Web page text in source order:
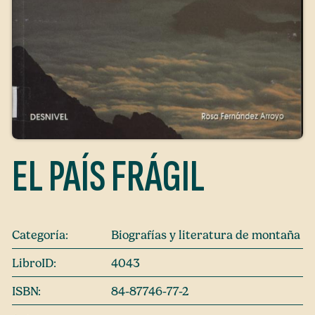
EL PAÍS FRÁGIL
Categoría:
Biografías y literatura de montaña
LibroID:
4043
ISBN:
84-87746-77-2